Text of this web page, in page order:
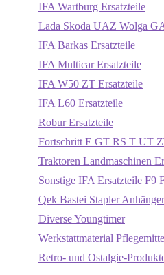
IFA Wartburg Ersatzteile
Lada Skoda UAZ Wolga
IFA Barkas Ersatzteile
IFA Multicar Ersatzteile
IFA W50 ZT Ersatzteile
IFA L60 Ersatzteile
Robur Ersatzteile
Fortschritt E GT RS T UT
Traktoren Landmaschinen
Sonstige IFA Ersatzteile F9
Qek Bastei Stapler Anhänger
Diverse Youngtimer
Werkstattmaterial
Retro- und Ostalgie-